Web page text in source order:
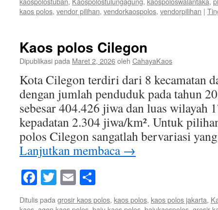
kaos polos, vendor pilihan, vendorkaospolos, vendorpilihan |
Kaos polos Cilegon
Dipublikasi pada Maret 2, 2026oleh CahayaKaos
Kota Cilegon terdiri dari 8 kecamatan
dengan jumlah penduduk pada tahun
sebesar 404.426 jiwa dan luas wilayah
kepadatan 2.304 jiwa/km². Untuk
polos Cilegon sangatlah bervariasi
Lanjutkan membaca →
Facebook
Twitter
Email
Ditulis pada grosir kaos polos, kaos polos, kaos polos jakarta,